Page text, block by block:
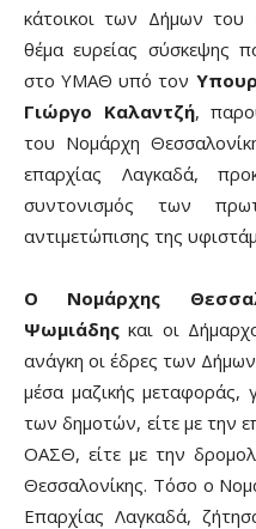
κάτοικοι των Δήμων του
θέμα ευρείας σύσκεψης
στο ΥΜΑΘ υπό τον
Γιώργο Καλαντζή,
του Νομάρχη
επαρχίας Λαγκαδά,
συντονισμός των
αντιμετώπισης της
Ο Νομάρχης
Ψωμιάδηςκαι οι
ανάγκη οι έδρες των
μέσα μαζικής μεταφοράς,
των δημοτών, είτε με την
ΟΑΣΘ, είτε με την
Θεσσαλονίκης. Τόσο ο
Επαρχίας Λαγκαδά,